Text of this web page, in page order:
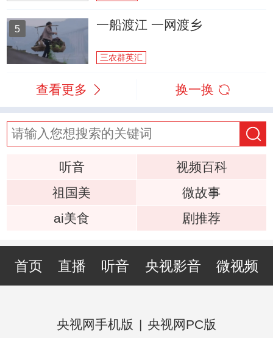
5 一船渡江 一网渡乡
三农群英汇
查看更多 换一换
听音
视频百科
祖国美
微故事
ai美食
剧推荐
首页 直播 听音 央视影音 微视频
央视网手机版 | 央视网PC版